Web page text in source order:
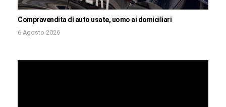
Compravendita di auto usate, uomo ai domiciliari
6 Agosto 2026